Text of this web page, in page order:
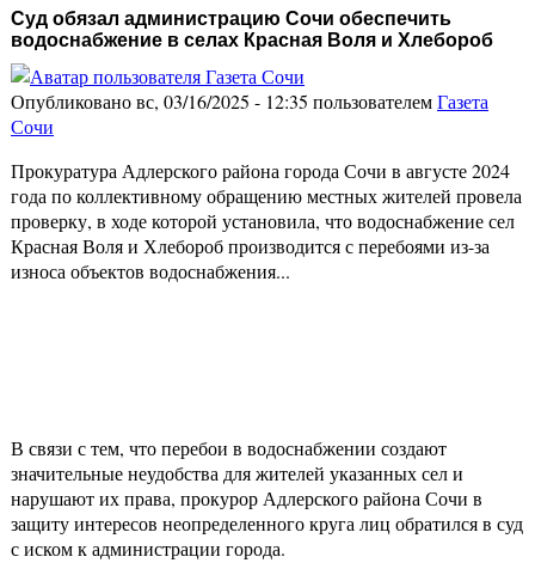
Суд обязал администрацию Сочи обеспечить
водоснабжение в селах Красная Воля и Хлебороб
Опубликовано вс, 03/16/2025 - 12:35 пользователемГазета
Сочи
Прокуратура Адлерского района города Сочи в августе 2024
года по коллективному обращению местных жителей провела
проверку, в ходе которой установила, что водоснабжение сел
Красная Воля и Хлебороб производится с перебоями из-за
износа объектов водоснабжения...
В связи с тем, что перебои в водоснабжении создают
значительные неудобства для жителей указанных сел и
нарушают их права, прокурор Адлерского района Сочи в
защиту интересов неопределенного круга лиц обратился в суд
с иском к администрации города.